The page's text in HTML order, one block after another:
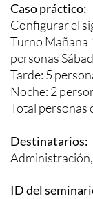
Caso práctico:
Configurar el
Turno Mañana
personas
Tarde: 5
Noche: 2
Total personas
Destinatarios:
ID del